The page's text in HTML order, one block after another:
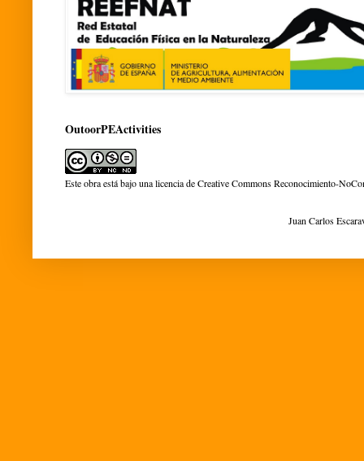
OutoorPEActivities
Este obra está bajo unalicencia de Creative Commons Reconocimiento-
Juan Carlos